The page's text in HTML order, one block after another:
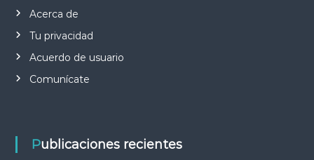
Acerca de
Tu privacidad
Acuerdo de usuario
Comunícate
Publicaciones recientes